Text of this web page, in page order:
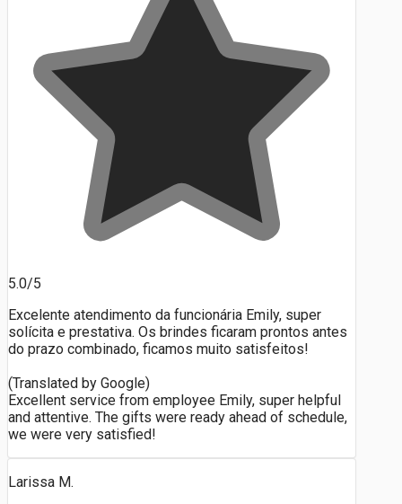
5.0/5
Excelente atendimento da funcionária Emily, super
solícita e prestativa. Os brindes ficaram prontos antes
do prazo combinado, ficamos muito satisfeitos!
(Translated by Google)
Excellent service from employee Emily, super helpful
and attentive. The gifts were ready ahead of schedule,
we were very satisfied!
Larissa M.